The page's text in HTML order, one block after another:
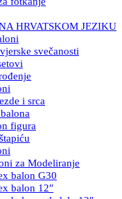
HRVATSKOM JEZIKU
svečanosti
i srca
figura
za Modeliranje
balon G30
balon 12″